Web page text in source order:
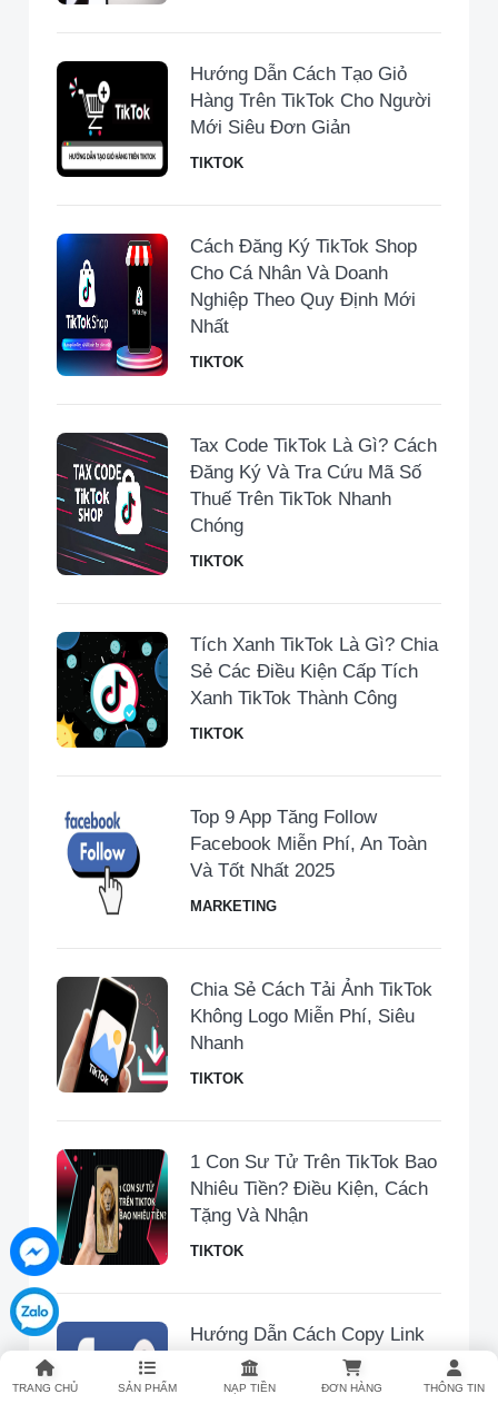
TRANG CHỦ SẢN PHẨM NẠP TIỀN ĐƠN HÀNG THÔNG TIN
Hướng Dẫn Cách Tạo Giỏ
Hàng Trên TikTok Cho Người
Mới Siêu Đơn Giản
TIKTOK
Cách Đăng Ký TikTok Shop
Cho Cá Nhân Và Doanh
Nghiệp Theo Quy Định Mới
Nhất
TIKTOK
Tax Code TikTok Là Gì? Cách
Đăng Ký Và Tra Cứu Mã Số
Thuế Trên TikTok Nhanh
Chóng
TIKTOK
Tích Xanh TikTok Là Gì? Chia
Sẻ Các Điều Kiện Cấp Tích
Xanh TikTok Thành Công
TIKTOK
Top 9 App Tăng Follow
Facebook Miễn Phí, An Toàn
Và Tốt Nhất 2025
MARKETING
Chia Sẻ Cách Tải Ảnh TikTok
Không Logo Miễn Phí, Siêu
Nhanh
TIKTOK
1 Con Sư Tử Trên TikTok Bao
Nhiêu Tiền​? Điều Kiện, Cách
Tặng Và Nhận
TIKTOK
Hướng Dẫn Cách Copy Link
Facebook Trên Điện Thoại Và
Máy Tính Nhanh Gọn